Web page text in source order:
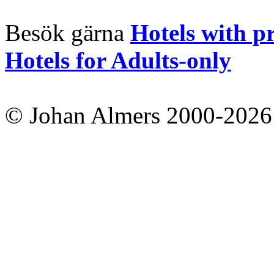
Besök gärna Hotels with
Hotels for Adults-only
© Johan Almers 2000-2026